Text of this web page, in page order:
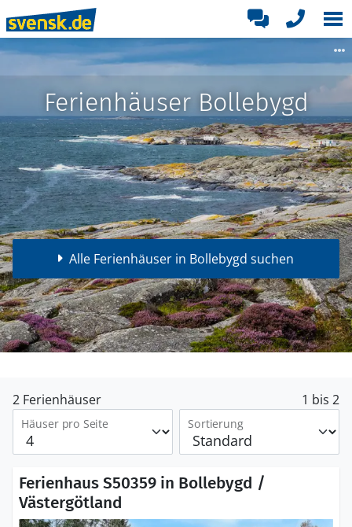
Ferienhäuser Bollebygd
Alle Ferienhäuser in Bollebygd suchen
2 Ferienhäuser 1 bis 2
Häuser pro Seite Sortierung
Ferienhaus S50359 in Bollebygd /
Västergötland